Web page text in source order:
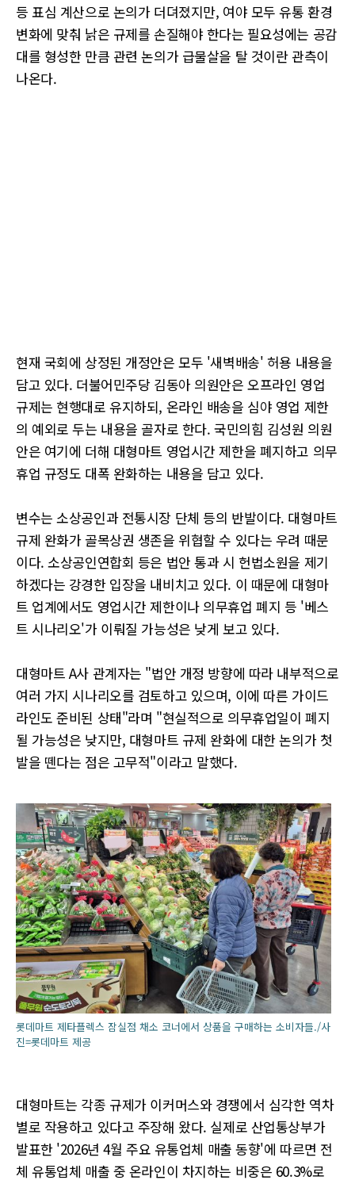
등 표심 계산으로 논의가 더뎌졌지만, 여야 모두 유통 환경
변화에 맞춰 낡은 규제를 손질해야 한다는 필요성에는 공감
대를 형성한 만큼 관련 논의가 급물살을 탈 것이란 관측이
나온다.
현재 국회에 상정된 개정안은 모두 '새벽배송' 허용 내용을
담고 있다. 더불어민주당 김동아 의원안은 오프라인 영업
규제는 현행대로 유지하되, 온라인 배송을 심야 영업 제한
의 예외로 두는 내용을 골자로 한다. 국민의힘 김성원 의원
안은 여기에 더해 대형마트 영업시간 제한을 폐지하고 의무
휴업 규정도 대폭 완화하는 내용을 담고 있다.
변수는 소상공인과 전통시장 단체 등의 반발이다. 대형마트
규제 완화가 골목상권 생존을 위협할 수 있다는 우려 때문
이다. 소상공인연합회 등은 법안 통과 시 헌법소원을 제기
하겠다는 강경한 입장을 내비치고 있다. 이 때문에 대형마
트 업계에서도 영업시간 제한이나 의무휴업 폐지 등 '베스
트 시나리오'가 이뤄질 가능성은 낮게 보고 있다.
대형마트 A사 관계자는 "법안 개정 방향에 따라 내부적으로
여러 가지 시나리오를 검토하고 있으며, 이에 따른 가이드
라인도 준비된 상태"라며 "현실적으로 의무휴업일이 폐지
될 가능성은 낮지만, 대형마트 규제 완화에 대한 논의가 첫
발을 뗀다는 점은 고무적"이라고 말했다.
롯데마트 제타플렉스 잠실점 채소 코너에서 상품을 구매하는 소비자들./사
진=롯데마트 제공
대형마트는 각종 규제가 이커머스와 경쟁에서 심각한 역차
별로 작용하고 있다고 주장해 왔다. 실제로 산업통상부가
발표한 '2026년 4월 주요 유통업체 매출 동향'에 따르면 전
체 유통업체 매출 중 온라인이 차지하는 비중은 60.3%로